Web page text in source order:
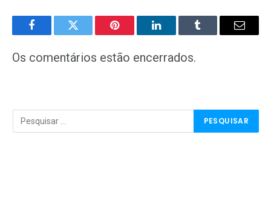
FacebookTwitter Pinterest LinkedInTumblr
E-
Os comentários estão encerrados.